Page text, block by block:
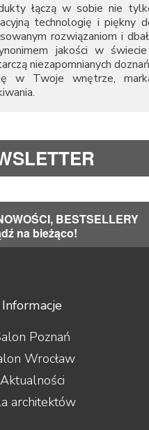
łączą w sobie nie
technologię i piękny
rozwiązaniom i
jakości w
niezapomnianych
w Twoje wnętrze,
BESTSELLERY
na bieżąco!
Informacje
Poznań
Wrocław
Aktualności
architektów